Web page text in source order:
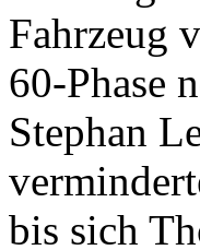
Fahrzeug
60-Phase
Stephan
bis sich